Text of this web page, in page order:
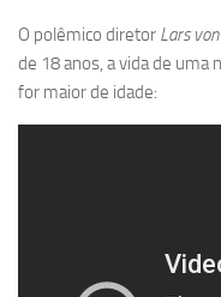
O polêmico diretor Lars
de 18 anos, a vida de uma
for maior de idade: